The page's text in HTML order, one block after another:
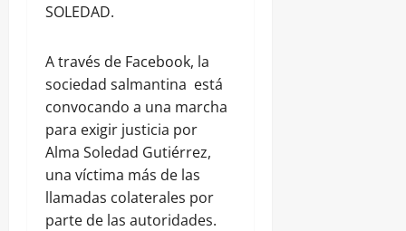
SOLEDAD.
A través de Facebook, la
sociedad salmantina está
convocando a una marcha
para exigir justicia por
Alma Soledad Gutiérrez,
una víctima más de las
llamadas colaterales por
parte de las autoridades.